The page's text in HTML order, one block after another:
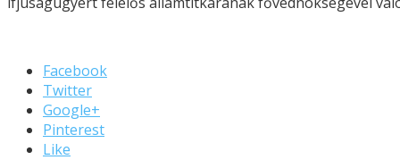
Facebook
Twitter
Google+
Pinterest
Like